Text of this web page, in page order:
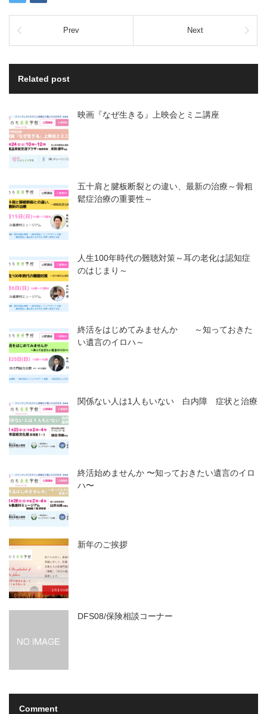
Prev Next
Related post
映画『なぜ生きる』上映会とミニ講座
五十肩と腱板断裂との違い、最新の治療～骨粗
鬆症治療の重要性～
人生100年時代の難聴対策～耳の老化は認知症
のはじまり～
終活をはじめてみませんか ～知っておきた
い遺言のイロハ～
関係ない人は1人もいない 白内障 症状と治療
終活始めませんか 〜知っておきたい遺言のイロ
ハ〜
新年のご挨拶
DFS08/保険相談コーナー
Comment